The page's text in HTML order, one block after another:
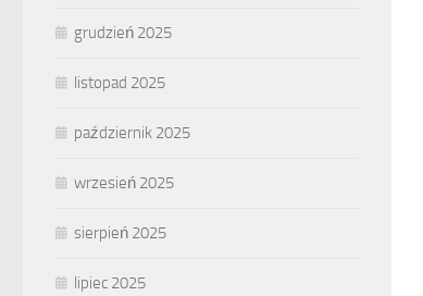
grudzień 2025
listopad 2025
październik 2025
wrzesień 2025
sierpień 2025
lipiec 2025